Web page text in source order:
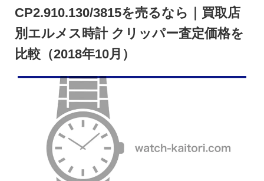
CP2.910.130/3815を売るなら｜買取店
別エルメス時計 クリッパー査定価格を
比較（2018年10月）